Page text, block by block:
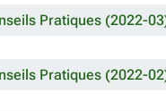
Pratiques (2022-
Pratiques (2022-